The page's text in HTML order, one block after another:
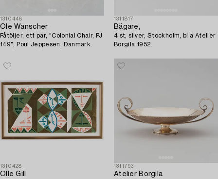
1310448
Ole Wanscher
Fåtöljer, ett par, "Colonial Chair, PJ
149", Poul Jeppesen, Danmark.
1311817
Bägare,
4 st, silver, Stockholm, bl a Atelier
Borgila 1952.
1310428
Olle Gill
1311793
Atelier Borgila